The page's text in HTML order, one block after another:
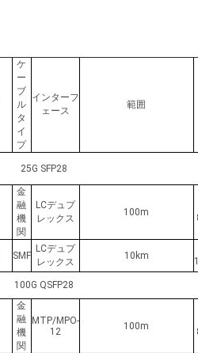
ケ
ー
ブ
ル
タ
イ
プ
インターフ
ェース
範囲
25G SFP28
金
融
機
関
LCデュプ
レックス
100m
SMF
LCデュプ
レックス
10km
100G QSFP28
金
融
機
関
MTP/MPO-
12
100m